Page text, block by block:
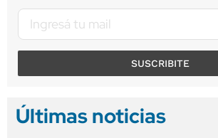
SUSCRIBITE
Últimas noticias